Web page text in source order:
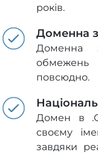
років.
Доменна
Доменна
обмежень
повсюдно.
Домен в
своєму
завдяки